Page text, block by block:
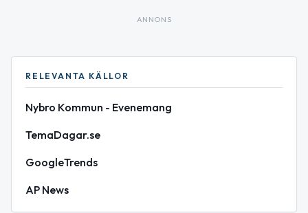
ANNONS
RELEVANTA KÄLLOR
Nybro Kommun - Evenemang
TemaDagar.se
GoogleTrends
AP News